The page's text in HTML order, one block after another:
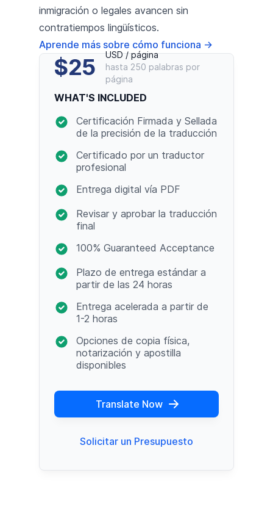
inmigración o legales avancen sin
contratiempos lingüísticos.
Aprende más sobre cómo funciona →
$25
USD / página
hasta 250 palabras por
página
WHAT'S INCLUDED
Certificación Firmada y Sellada
de la precisión de la traducción
Certificado por un traductor
profesional
Entrega digital vía PDF
Revisar y aprobar la traducción
final
100% Guaranteed Acceptance
Plazo de entrega estándar a
partir de las 24 horas
Entrega acelerada a partir de
1-2 horas
Opciones de copia física,
notarización y apostilla
disponibles
Translate Now
Solicitar un Presupuesto